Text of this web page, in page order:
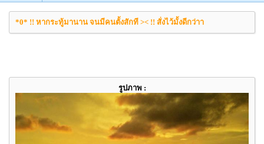
*0* !! หากระทู้มานาน จนมีคนตั้งสักที >< !! สั่งไว้มั้งดีกว่าา
รูปภาพ :